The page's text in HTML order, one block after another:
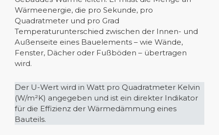
Wärmeenergie, die pro Sekunde, pro
Quadratmeter und pro Grad
Temperaturunterschied zwischen der Innen- und
Außenseite eines Bauelements – wie Wände,
Fenster, Dächer oder Fußböden – übertragen
wird.
Der U-Wert wird in Watt pro Quadratmeter Kelvin
(W/m²K) angegeben und ist ein direkter Indikator
für die Effizienz der Wärmedämmung eines
Bauteils.